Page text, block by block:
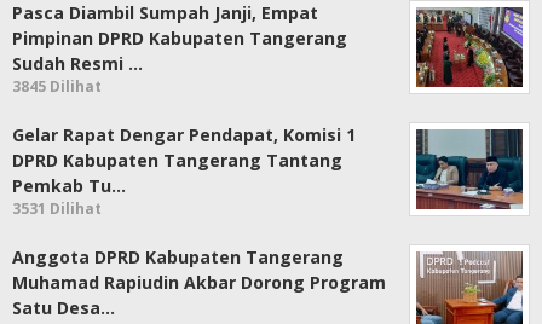
Pasca Diambil Sumpah Janji, Empat
Pimpinan DPRD Kabupaten Tangerang
Sudah Resmi …
3845 Dilihat
Gelar Rapat Dengar Pendapat, Komisi 1
DPRD Kabupaten Tangerang Tantang
Pemkab Tu…
3531 Dilihat
Anggota DPRD Kabupaten Tangerang
Muhamad Rapiudin Akbar Dorong Program
Satu Desa…